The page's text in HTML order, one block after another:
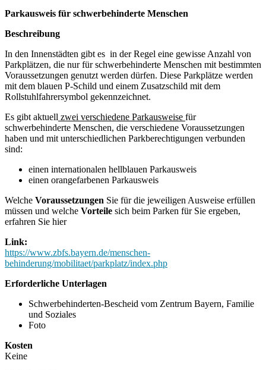
Parkausweis für schwerbehinderte Menschen
Beschreibung
In den Innenstädten gibt es in der Regel eine gewisse Anzahl von
Parkplätzen, die nur für schwerbehinderte Menschen mit bestimmten
Voraussetzungen genutzt werden dürfen. Diese Parkplätze werden
mit dem blauen P-Schild und einem Zusatzschild mit dem
Rollstuhlfahrersymbol gekennzeichnet.
Es gibt aktuell zwei verschiedene Parkausweise für
schwerbehinderte Menschen, die verschiedene Voraussetzungen
haben und mit unterschiedlichen Parkberechtigungen verbunden
sind:
einen internationalen hellblauen Parkausweis
einen orangefarbenen Parkausweis
Welche Voraussetzungen Sie für die jeweiligen Ausweise erfüllen
müssen und welche Vorteile sich beim Parken für Sie ergeben,
erfahren Sie hier
Link:
https://www.zbfs.bayern.de/menschen-
behinderung/mobilitaet/parkplatz/index.php
Erforderliche Unterlagen
Schwerbehinderten-Bescheid vom Zentrum Bayern, Familie
und Soziales
Foto
Kosten
Keine